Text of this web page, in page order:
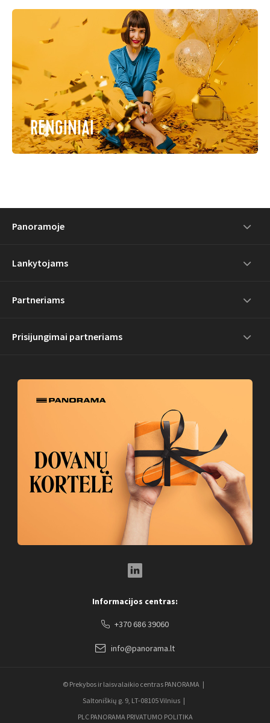
RENGINIAI
Panoramoje
Lankytojams
Partneriams
Prisijungimai partneriams
Informacijos centras:
+370 686 39060
info@panorama.lt
© Prekybos ir laisvalaikio centras PANORAMA
Saltoniškių g. 9, LT-08105 Vilnius
PLC PANORAMA PRIVATUMO POLITIKA